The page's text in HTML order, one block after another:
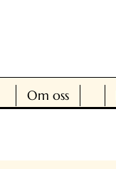
Om oss